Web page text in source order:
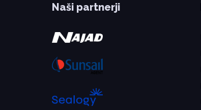
Naši partnerji